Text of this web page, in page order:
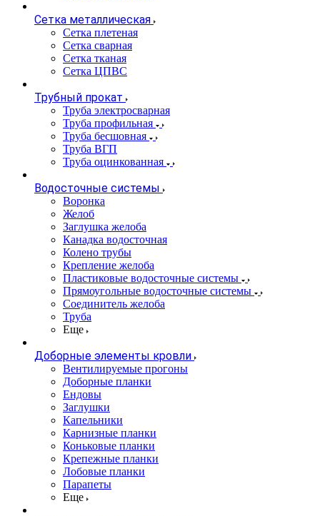
Сетка металлическая
Сетка плетеная
Сетка сварная
Сетка тканая
Сетка ЦПВС
Трубный прокат
Труба электросварная
Труба профильная
Труба бесшовная
Труба ВГП
Труба оцинкованная
Водосточные системы
Воронка
Желоб
Заглушка желоба
Канадка водосточная
Колено трубы
Крепление желоба
Пластиковые водосточные системы
Прямоугольные водосточные системы
Соединитель желоба
Труба
Еще
Доборные элементы кровли
Вентилируемые прогоны
Доборные планки
Ендовы
Заглушки
Капельники
Карнизные планки
Коньковые планки
Крепежные планки
Лобовые планки
Парапеты
Еще